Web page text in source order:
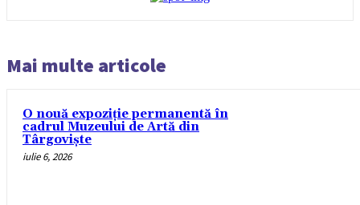
Mai multe articole
O nouă expoziție permanentă în
cadrul Muzeului de Artă din
Târgoviște
iulie 6, 2026